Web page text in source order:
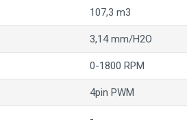
107,3 m3
3,14 mm/H2O
0-1800 RPM
4pin PWM
-